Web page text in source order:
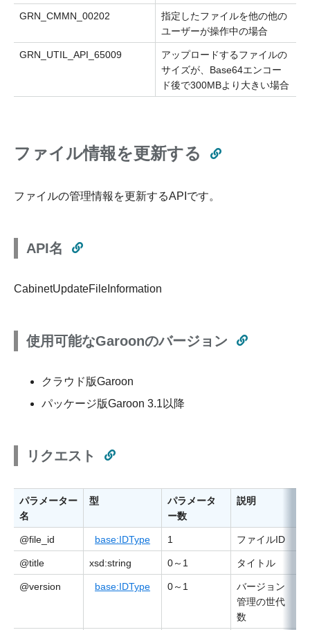
GRN_CMMN_00202
指定したファイルを他の他の
ユーザーが操作中の場合
GRN_UTIL_API_65009
アップロードするファイルの
サイズが、Base64エンコー
ド後で300MBより大きい場合
ファイル情報を更新する
ファイルの管理情報を更新するAPIです。
API名
CabinetUpdateFileInformation
使用可能なGaroonのバージョン
クラウド版Garoon
パッケージ版Garoon 3.1以降
リクエスト
パラメーター
名
型
パラメータ
ー数
説明
@file_id base:IDType 1 ファイルID
@title xsd:string 0～1 タイトル
@version base:IDType 0～1
バージョン
管理の世代
数